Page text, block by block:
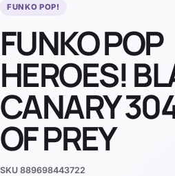
FUNKO POP!
FUNKO POP
HEROES!
CANARY
OF PREY
SKU 889698443722